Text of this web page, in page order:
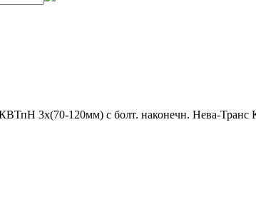
3х(70-120мм) с болт. наконечн. Нева-Транс